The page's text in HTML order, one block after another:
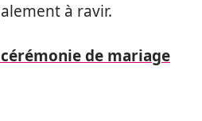
à ravir.
de mariage